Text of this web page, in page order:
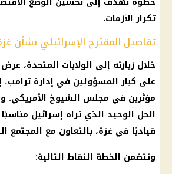
تكرار الأزمات.
تفاصيل المقترح الإسرائيلي بشأن
خلال زيارته إلى الولايات المتحدة،
على كبار المسؤولين في إدارة ترامب،
مؤثرين في مجلس الشيوخ الأمريكي.
الحل الوحيد الذي تراه إسرائيل
قياديًا في غزة، بالتعاون مع المجتمع
وتتضمن الخطة النقاط التالية: